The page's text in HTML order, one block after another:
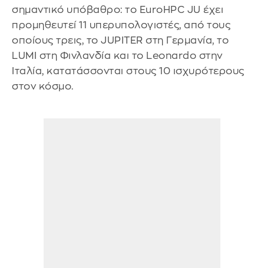
σημαντικό υπόβαθρο: το EuroHPC JU έχει
προμηθευτεί 11 υπερυπολογιστές, από τους
οποίους τρεις, το JUPITER στη Γερμανία, το
LUMI στη Φινλανδία και το Leonardo στην
Ιταλία, κατατάσσονται στους 10 ισχυρότερους
στον κόσμο.